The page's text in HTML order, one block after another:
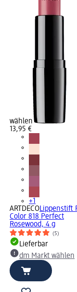
wählen
13,95 €
+1
ARTDECOLippenstift
Color 818 Perfect
Rosewood, 4 g
(5)
Lieferbar
dm Markt wählen